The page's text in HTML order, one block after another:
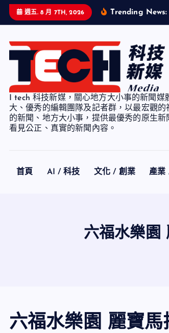
週五. 8 月 7TH, 2026 Trending News:
I tech 科技新媒，關心地方大小事的新聞媒
大、優秀的編輯團隊及記者群，以最宏觀的
的新聞、地方大小事，提供最優秀的原生新
看見公正、真實的新聞內容。
首頁 AI / 科技 文化 / 創業 產業
六福水樂園
六福水樂園 麗寶